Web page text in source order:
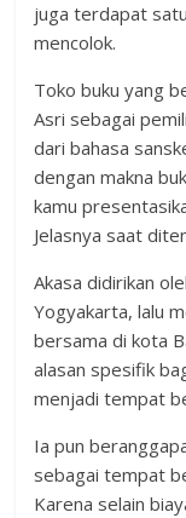
juga terdapat
mencolok.
Toko buku yang
Asri sebagai
dari bahasa
dengan makna
kamu
Jelasnya saat
Akasa didirikan
Yogyakarta, lalu
bersama di kota
alasan spesifik
menjadi tempat
Ia pun
sebagai tempat
Karena selain